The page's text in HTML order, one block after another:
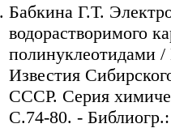
Бабкина Г.Т.
водорастворимого
полинуклеотидами
Известия
СССР. Серия
С.74-80. -